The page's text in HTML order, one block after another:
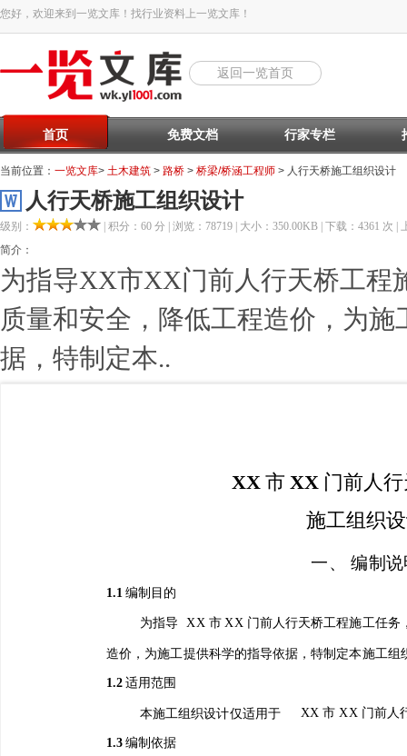
您好，欢迎来到一览文库！找行业资料上一览文库！
返回一览首页
首页 免费文档 行家专栏
当前位置： 一览文库> 土木建筑 > 路桥 > 桥梁/桥涵工程师 > 人行天桥施工组织设计
人行天桥施工组织设计
级别：
| 积分：60 分 | 浏览：78719 | 大小：350.00KB | 下载：4361 次 |
简介：
为指导XX市XX门前人行天桥工程
质量和安全，降低工程造价，为
据，特制定本..